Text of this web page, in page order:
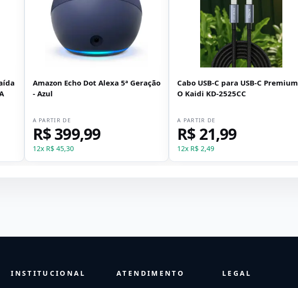
Amazon Echo Dot Alexa 5ª Geração
- Azul
A PARTIR DE
R$ 399,99
12x R$ 45,30
Cabo USB-C para USB-C Premium
O Kaidi KD-2525CC
A PARTIR DE
R$ 21,99
12x R$ 2,49
INSTITUCIONAL ATENDIMENTO LEGAL